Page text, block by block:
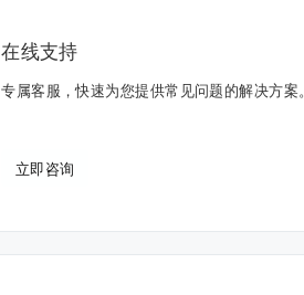
在线支持
专属客服，快速为您提供常见问题的解决方案。
立即咨询